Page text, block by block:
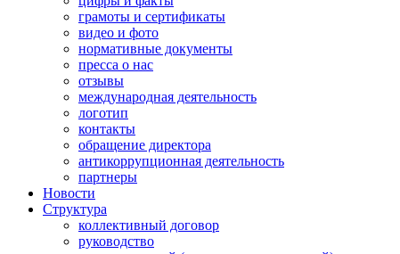
грамоты и сертификаты
видео и фото
нормативные документы
пресса о нас
отзывы
международная деятельность
логотип
контакты
обращение директора
антикоррупционная деятельность
партнеры
Новости
Структура
коллективный договор
руководство